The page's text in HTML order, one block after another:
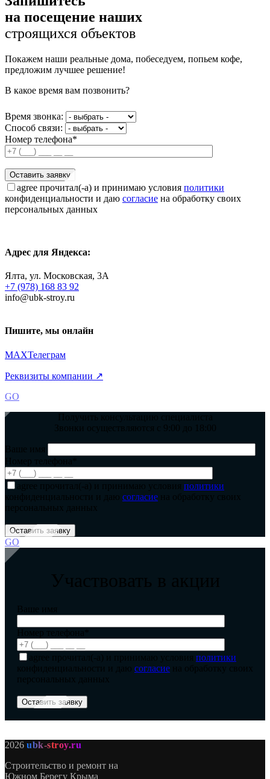
на посещение наших
строящихся объектов
Покажем наши реальные дома, побеседуем, попьем кофе,
предложим лучшее решение!
В какое время вам позвонить?
Время звонка:
Способ связи:
Номер телефона*
agree прочитал(-а) и принимаю условия политики
конфиденциальности и даю согласие на обработку своих
персональных данных
Адрес для Яндекса:
Ялта, ул. Московская, 3А
+7 (978) 168 83 92
info@ubk-stroy.ru
Пишите, мы онлайн
MAXТелеграм
Реквизиты компании ↗
GO
Получить консультацию специалиста
Звонки осуществляются с 9:00 до 18:00
Ваше имя
Номер телефона*
agree прочитал(-а) и принимаю условия политики
конфиденциальности и даю согласие на обработку своих
персональных данных
GO
Участвовать в акции
Ваше имя
Номер телефона*
agree прочитал(-а) и принимаю условия политики
конфиденциальности и даю согласие на обработку своих
персональных данных
2026 ubk-stroy.ru
Строительство и ремонт на
Южном Берегу Крыма